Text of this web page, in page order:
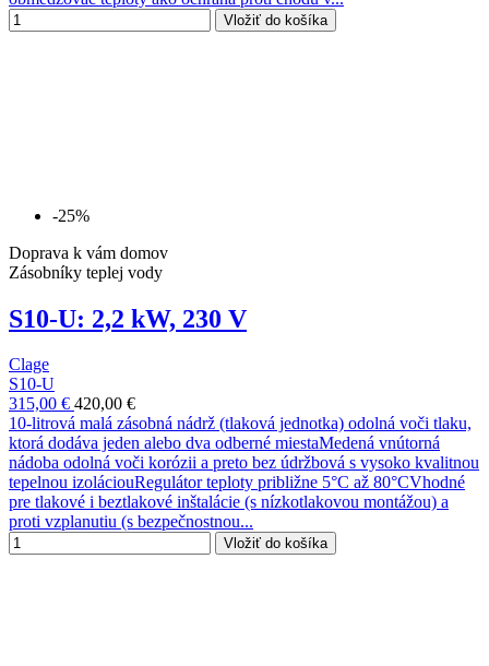
Vložiť do košíka
-25%
Doprava k vám domov
Zásobníky teplej vody
S10-U: 2,2 kW, 230 V
Clage
S10-U
315,00 € 420,00 €
10-litrová malá zásobná nádrž (tlaková jednotka) odolná voči tlaku,
ktorá dodáva jeden alebo dva odberné miestaMedená vnútorná
nádoba odolná voči korózii a preto bez údržbová s vysoko kvalitnou
tepelnou izoláciouRegulátor teploty približne 5°C až 80°CVhodné
pre tlakové i beztlakové inštalácie (s nízkotlakovou montážou) a
proti vzplanutiu (s bezpečnostnou...
Vložiť do košíka